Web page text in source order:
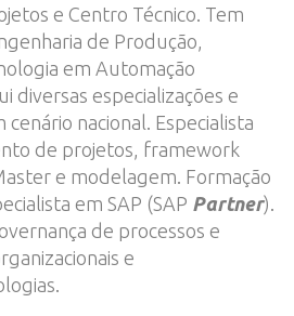
e Centro Técnico. Tem
de Produção,
em Automação
diversas especializações e
cenário nacional. Especialista
de projetos, framework
e modelagem. Formação
em SAP (SAP Partner).
de processos e
e